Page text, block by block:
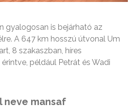
gyalogosan is bejárható az
A 647 km hosszú útvonal Um
8 szakaszban, híres
például Petrát és Wadi
neve mansaf